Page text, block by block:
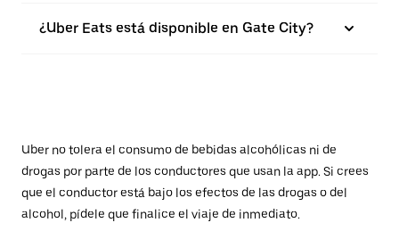
¿Uber Eats está disponible en Gate City?
Uber no tolera el consumo de bebidas alcohólicas ni de
drogas por parte de los conductores que usan la app. Si crees
que el conductor está bajo los efectos de las drogas o del
alcohol, pídele que finalice el viaje de inmediato.